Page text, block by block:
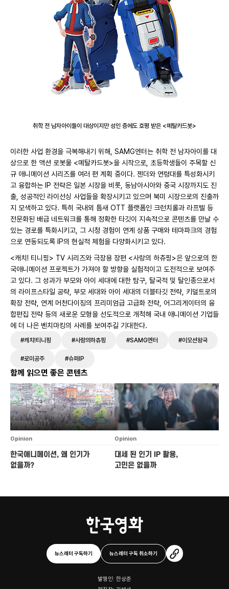
취학 전 남자아이들이 대상이지만 성인 층에도 호평 받은 <메탈카드봇>
이러한 사업 환경을 극복해내기 위해, SAMG엔터는 취학 전 남자아이를 대
상으로 한 액션 로봇물 <메탈카드봇>을 시작으로, 초등학생들이 주목할 신
규 애니메이션 시리즈를 여러 편 계획 중이다. 젠더와 연령대를 특성화시키
고 융합하는 IP 전략은 일본 시장을 비롯, 동남아시아와 중국 시장까지도 진
출, 성공적인 라이선싱 사업들을 확장시키고 있으며 북미 시장으로의 진출까
지 모색하고 있다. 특히 국내외 틈새 OTT 플랫폼인 크런치롤과 라프텔 등
전문화된 배급 네트워크를 통해 정확한 타깃이 지속적으로 콘텐츠를 만날 수
있는 경로를 특화시키고, 그 시청 경험이 연계 상품 구매와 테마파크의 경험
으로 연동되도록 IP의 현실적 체험을 다양화시키고 있다.
<캐치! 티니핑> TV 시리즈와 극장용 장편 <사랑의 하츄핑>은 앞으로의 한
국애니메이션 프로젝트가 가져야 할 방향을 실험적이고 도전적으로 보여주
고 있다. 그 성과가 부모와 아이 세대에 대한 탐구, 탈국적 및 탈인종으로서
의 라이프스타일 공략, 부모 세대와 아이 세대의 더블타깃 전략, 키덜트로의
확장 전략, 연계 머천다이징의 프리미엄급 고급화 전략, 어그리게이터의 융
합편집 전략 등의 새로운 모형을 선도적으로 개척해 국내 애니메이션 기업들
에 더 나은 벤치마킹의 사례를 보여주길 기대한다.
#캐치!티니핑 #사랑의하츄핑 #SAMG엔터 #이모션왕국
#로미공주 #슈퍼IP
함께 읽으면 좋은 콘텐츠
Opinion
한국애니메이션, 왜 인기가
없을까?
Opinion
대세 된 인기 IP 활용,
고민은 없을까
발행인: 한상준
뉴스레터 구독하기 뉴스레터 구독 취소하기